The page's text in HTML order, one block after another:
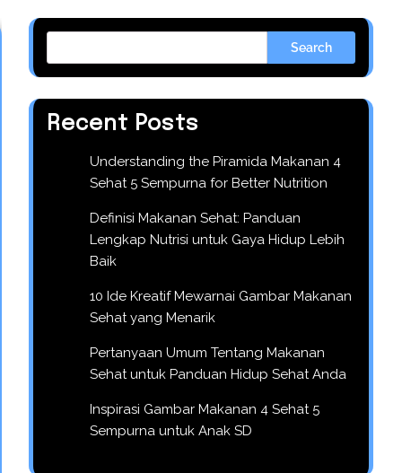
Search
Recent Posts
Understanding the Piramida Makanan 4
Sehat 5 Sempurna for Better Nutrition
Definisi Makanan Sehat: Panduan
Lengkap Nutrisi untuk Gaya Hidup Lebih
Baik
10 Ide Kreatif Mewarnai Gambar Makanan
Sehat yang Menarik
Pertanyaan Umum Tentang Makanan
Sehat untuk Panduan Hidup Sehat Anda
Inspirasi Gambar Makanan 4 Sehat 5
Sempurna untuk Anak SD